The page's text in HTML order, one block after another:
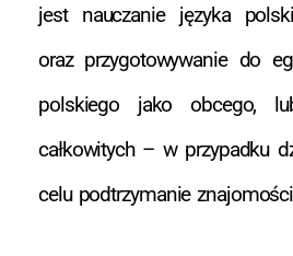
jest nauczanie języka
oraz przygotowywanie do
polskiego jako obcego,
całkowitych – w przypadku
celu podtrzymanie